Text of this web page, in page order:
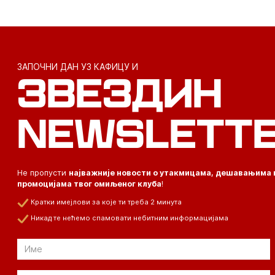
ЗАПОЧНИ ДАН УЗ КАФИЦУ И
ЗВЕЗДИН
Не пропусти најважније новости о утакмицама, дешавањима
промоцијама твог омиљеног клуба!
Кратки имејлови за које ти треба 2 минута
Никад те нећемо спамовати небитним информацијама
Email